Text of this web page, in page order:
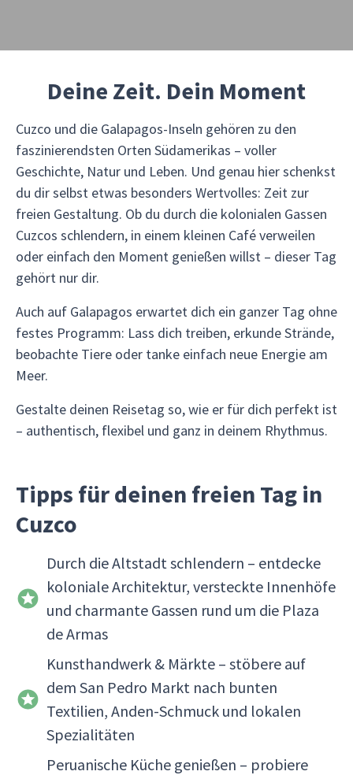
Deine Zeit. Dein Moment
Cuzco und die Galapagos-Inseln gehören zu den
faszinierendsten Orten Südamerikas – voller
Geschichte, Natur und Leben. Und genau hier schenkst
du dir selbst etwas besonders Wertvolles: Zeit zur
freien Gestaltung. Ob du durch die kolonialen Gassen
Cuzcos schlendern, in einem kleinen Café verweilen
oder einfach den Moment genießen willst – dieser Tag
gehört nur dir.
Auch auf Galapagos erwartet dich ein ganzer Tag ohne
festes Programm: Lass dich treiben, erkunde Strände,
beobachte Tiere oder tanke einfach neue Energie am
Meer.
Gestalte deinen Reisetag so, wie er für dich perfekt ist
– authentisch, flexibel und ganz in deinem Rhythmus.
Tipps für deinen freien Tag in
Cuzco
Durch die Altstadt schlendern – entdecke
koloniale Architektur, versteckte Innenhöfe
und charmante Gassen rund um die Plaza
de Armas
Kunsthandwerk & Märkte – stöbere auf
dem San Pedro Markt nach bunten
Textilien, Anden-Schmuck und lokalen
Spezialitäten
Peruanische Küche genießen – probiere